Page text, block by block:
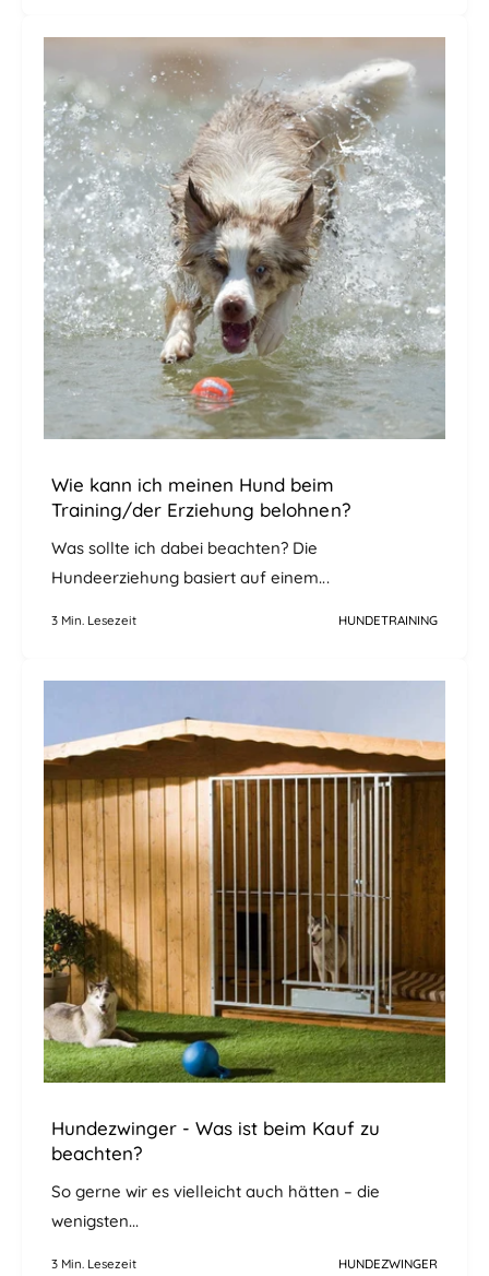
Wie kann ich meinen Hund beim
Training/der Erziehung belohnen?
Was sollte ich dabei beachten? Die
Hundeerziehung basiert auf einem...
3 Min. Lesezeit HUNDETRAINING
Hundezwinger - Was ist beim Kauf zu
beachten?
So gerne wir es vielleicht auch hätten – die
wenigsten...
3 Min. Lesezeit HUNDEZWINGER